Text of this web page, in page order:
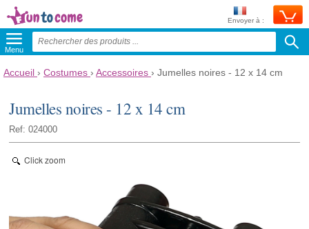
Envoyer à :
Menu
Accueil › Costumes › Accessoires › Jumelles noires - 12 x 14 cm
Jumelles noires - 12 x 14 cm
Ref: 024000
Click zoom